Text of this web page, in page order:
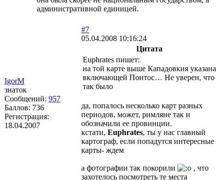
административной единицей.
IgorM
знаток
Сообщений: 957
Баллов: 736
Регистрация:
18.04.2007
#7
05.04.2008 10:16:24
Цитата
Euphrates пишет:
на той карте выше Кападовкия указана
включающей Понтос… Не уверен, что
так было
да, попалось несколько карт разных
периодов, может, римляне так и
обозначили ее провинции.
кстати, Euphrates, ты у нас главный
картограф, если попадутся интересные
карты- ждем
а фотографии так покорили
, что
захотелось посмотреть те места